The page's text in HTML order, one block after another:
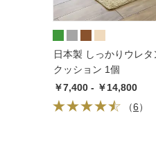
日本製 しっかりウレ
クッション 1個
￥7,400 - ￥14,800
（6）